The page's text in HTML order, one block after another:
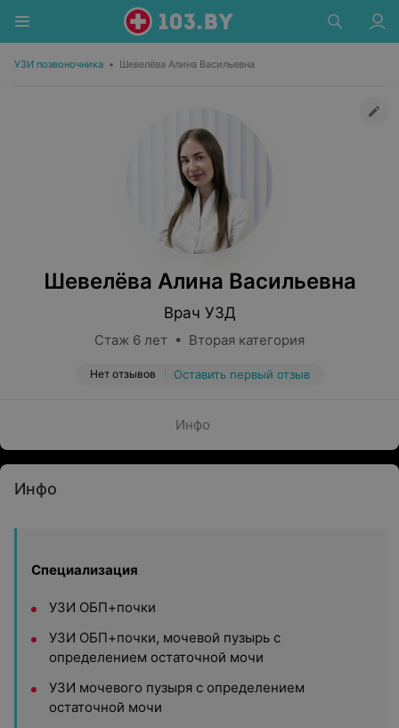
УЗИ позвоночника • Шевелёва Алина Васильевна
Шевелёва Алина Васильевна
Врач УЗД
Стаж 6 лет • Вторая категория
Нет отзывов Оставить первый отзыв
Инфо
Инфо
Специализация
УЗИ ОБП+почки
УЗИ ОБП+почки, мочевой пузырь с
определением остаточной мочи
УЗИ мочевого пузыря с определением
остаточной мочи